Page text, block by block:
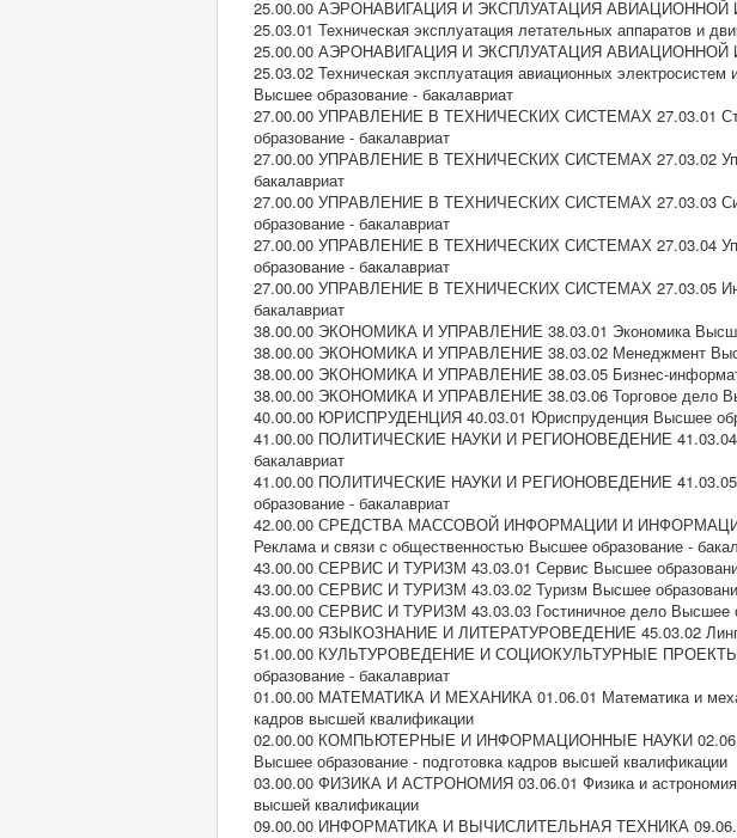
25.00.00 АЭРОНАВИГАЦИЯ И ЭКСПЛУАТАЦИЯ
25.03.01 Техническая эксплуатация летательных аппаратов и
25.00.00 АЭРОНАВИГАЦИЯ И ЭКСПЛУАТАЦИЯ
25.03.02 Техническая эксплуатация авиационных
Высшее образование - бакалавриат
27.00.00 УПРАВЛЕНИЕ В ТЕХНИЧЕСКИХ СИСТЕМАХ 27.03.01
образование - бакалавриат
27.00.00 УПРАВЛЕНИЕ В ТЕХНИЧЕСКИХ СИСТЕМАХ 27.03.02
бакалавриат
27.00.00 УПРАВЛЕНИЕ В ТЕХНИЧЕСКИХ СИСТЕМАХ 27.03.03
образование - бакалавриат
27.00.00 УПРАВЛЕНИЕ В ТЕХНИЧЕСКИХ СИСТЕМАХ 27.03.04
образование - бакалавриат
27.00.00 УПРАВЛЕНИЕ В ТЕХНИЧЕСКИХ СИСТЕМАХ 27.03.05
бакалавриат
38.00.00 ЭКОНОМИКА И УПРАВЛЕНИЕ 38.03.01 Экономика
38.00.00 ЭКОНОМИКА И УПРАВЛЕНИЕ 38.03.02 Менеджмент
38.00.00 ЭКОНОМИКА И УПРАВЛЕНИЕ 38.03.05 Бизнес-
38.00.00 ЭКОНОМИКА И УПРАВЛЕНИЕ 38.03.06 Торговое дело
40.00.00 ЮРИСПРУДЕНЦИЯ 40.03.01 Юриспруденция Высшее
41.00.00 ПОЛИТИЧЕСКИЕ НАУКИ И РЕГИОНОВЕДЕНИЕ 41.03.04
бакалавриат
41.00.00 ПОЛИТИЧЕСКИЕ НАУКИ И РЕГИОНОВЕДЕНИЕ 41.03.05
образование - бакалавриат
42.00.00 СРЕДСТВА МАССОВОЙ ИНФОРМАЦИИ И
Реклама и связи с общественностью Высшее образование -
43.00.00 СЕРВИС И ТУРИЗМ 43.03.01 Сервис Высшее
43.00.00 СЕРВИС И ТУРИЗМ 43.03.02 Туризм Высшее
43.00.00 СЕРВИС И ТУРИЗМ 43.03.03 Гостиничное дело Высшее
45.00.00 ЯЗЫКОЗНАНИЕ И ЛИТЕРАТУРОВЕДЕНИЕ 45.03.02
51.00.00 КУЛЬТУРОВЕДЕНИЕ И СОЦИОКУЛЬТУРНЫЕ ПРОЕКТЫ
образование - бакалавриат
01.00.00 МАТЕМАТИКА И МЕХАНИКА 01.06.01 Математика и
кадров высшей квалификации
02.00.00 КОМПЬЮТЕРНЫЕ И ИНФОРМАЦИОННЫЕ НАУКИ
Высшее образование - подготовка кадров высшей квалификации
03.00.00 ФИЗИКА И АСТРОНОМИЯ 03.06.01 Физика и астрономия
высшей квалификации
09.00.00 ИНФОРМАТИКА И ВЫЧИСЛИТЕЛЬНАЯ ТЕХНИКА 09.06.01